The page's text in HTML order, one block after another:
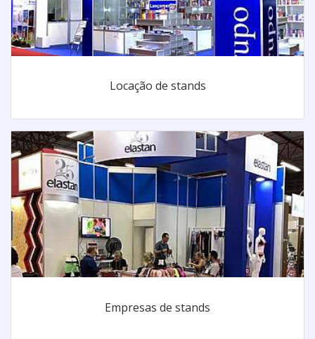
Locação de stands
Empresas de stands